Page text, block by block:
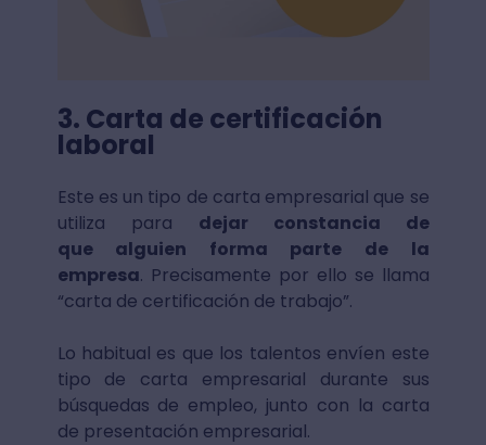
3. Carta de certificación
laboral
Este es un tipo de carta empresarial que se
utiliza para dejar constancia de
que alguien forma parte de la
empresa. Precisamente por ello se llama
“carta de certificación de trabajo”.
Lo habitual es que los talentos envíen este
tipo de carta empresarial durante sus
búsquedas de empleo, junto con la carta
de presentación empresarial.